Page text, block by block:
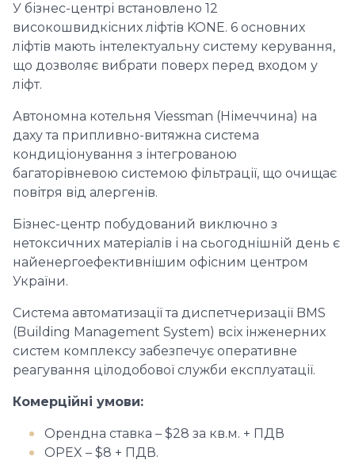
У бізнес-центрі встановлено 12
високошвидкісних ліфтів KONE. 6 основних
ліфтів мають інтелектуальну систему керування,
що дозволяє вибрати поверх перед входом у
ліфт.
Автономна котельня Viessman (Німеччина) на
даху та припливно-витяжна система
кондиціонування з інтегрованою
багаторівневою системою фільтрації, що очищає
повітря від алергенів.
Бізнес-центр побудований виключно з
нетоксичних матеріалів і на сьогоднішній день є
найенергоефективнішим офісним центром
України.
Система автоматизації та диспетчеризації BMS
(Building Management System) всіх інженерних
систем комплексу забезпечує оперативне
реагування цілодобової служби експлуатації.
Комерційні умови:
Орендна ставка – $28 за кв.м. + ПДВ
OPEX – $8 + ПДВ.